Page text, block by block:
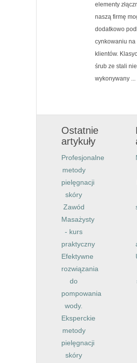
elementy
naszą firmę
dodatkowo
cynkowaniu na
klientów.
śrub ze stali
wykonywany ...
Ostatnie
artykuły
Profesjonalne
metody
pielęgnacji
skóry
Zawód
Masażysty
- kurs
praktyczny
Efektywne
rozwiązania
do
pompowania
wody.
Eksperckie
metody
pielęgnacji
skóry